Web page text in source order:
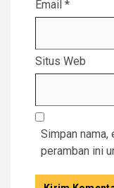
Email *
Situs Web
Simpan
peramban ini